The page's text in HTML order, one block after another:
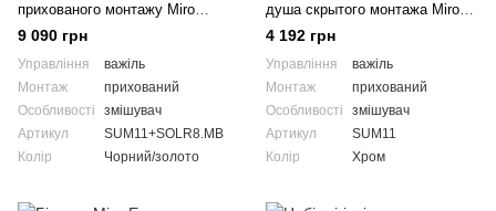
прихованого монтажу Miro
Europe SUM11+SOLR 8.MB
9 090 грн
Управління
важіль
Монтаж
прихований
Особливості
змішувач
Артикул
SUM11+SOLR8.MB
Колір
Чорний/золото
душа скрытого монтажа Miro
Europe SUM11
4 192 грн
Управління
важіль
Монтаж
прихований
Особливості
змішувач
Артикул
SUM11
Колір
Хром